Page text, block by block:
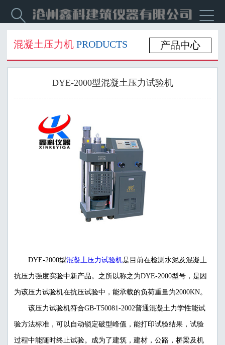


混凝土压力机PRODUCTS 产品中心
DYE-2000型混凝土压力试验机
DYE-2000型混凝土压力试验机是目前在检测水泥及混凝土
抗压力强度实验中新产品。之所以称之为DYE-2000型号，是因
为该压力试验机在抗压试验中，能承载的负荷重量为2000KN。
该压力试验机符合GB-T50081-2002普通混凝土力学性能试
验方法标准，可以自动锁定破型峰值，能打印试验结果，试验
过程中能随时终止试验。成为了建筑，建材，公路，桥梁及机